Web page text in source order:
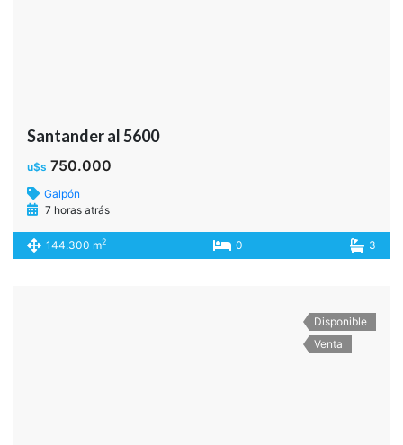
Santander al 5600
u$s 750.000
Galpón
7 horas atrás
144.300 m2 0 3
Disponible
Venta